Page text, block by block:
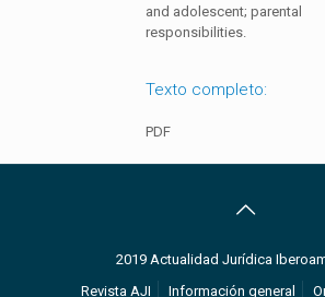
and adolescent; parental
responsibilities.
Texto completo:
PDF
2019 Actualidad Jurídica
Revista AJI
Información general